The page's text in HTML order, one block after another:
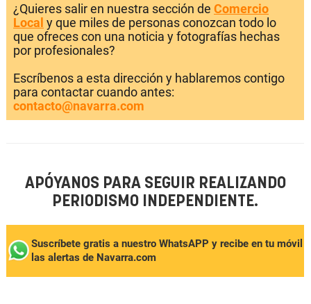
¿Quieres salir en nuestra sección de Comercio
Local y que miles de personas conozcan todo lo
que ofreces con una noticia y fotografías hechas
por profesionales?
Escríbenos a esta dirección y hablaremos contigo
para contactar cuando antes:
contacto@navarra.com
APÓYANOS PARA SEGUIR REALIZANDO
PERIODISMO INDEPENDIENTE.
Suscríbete gratis a nuestro WhatsAPP y recibe en tu móvil
las alertas de Navarra.com